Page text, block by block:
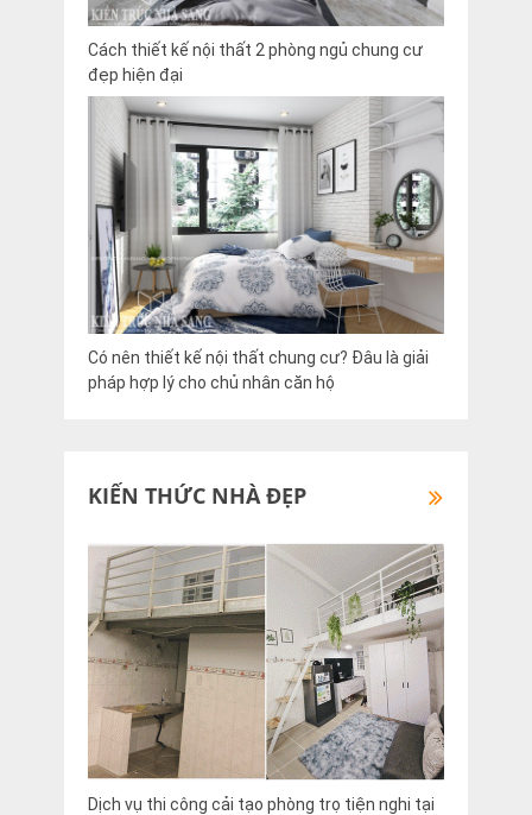
Cách thiết kế nội thất 2 phòng ngủ chung cư
đẹp hiện đại
Có nên thiết kế nội thất chung cư? Đâu là giải
pháp hợp lý cho chủ nhân căn hộ
KIẾN THỨC NHÀ ĐẸP
Dịch vụ thi công cải tạo phòng trọ tiện nghi tại